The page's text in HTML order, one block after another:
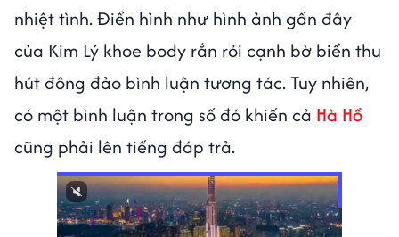
nhiệt tình. Điển hình như hình ảnh gần đây
của Kim Lý khoe body rắn rỏi cạnh bờ biển thu
hút đông đảo bình luận tương tác. Tuy nhiên,
có một bình luận trong số đó khiến cả Hà Hồ
cũng phải lên tiếng đáp trả.